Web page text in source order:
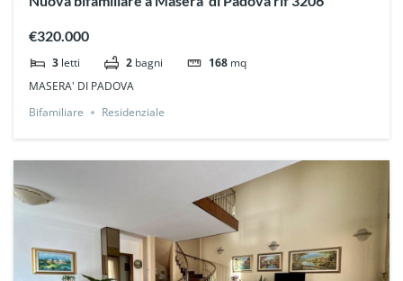
€320.000
3 letti 2 bagni 168 mq
MASERA' DI PADOVA
Bifamiliare
Residenziale